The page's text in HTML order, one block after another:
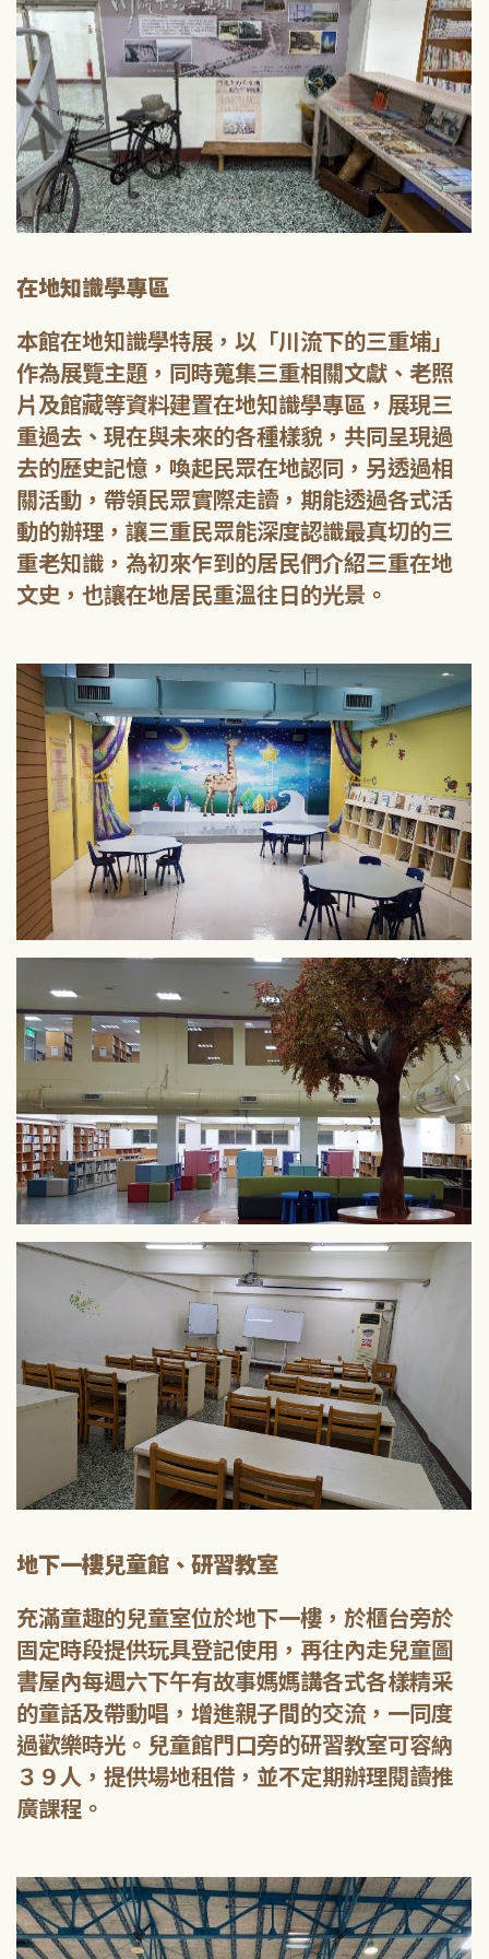
在地知識學專區
本館在地知識學特展，以「川流下的三重埔」
作為展覽主題，同時蒐集三重相關文獻、老照
片及館藏等資料建置在地知識學專區，展現三
重過去、現在與未來的各種樣貌，共同呈現過
去的歷史記憶，喚起民眾在地認同，另透過相
關活動，帶領民眾實際走讀，期能透過各式活
動的辦理，讓三重民眾能深度認識最真切的三
重老知識，為初來乍到的居民們介紹三重在地
文史，也讓在地居民重溫往日的光景。
地下一樓兒童館、研習教室
充滿童趣的兒童室位於地下一樓，於櫃台旁於
固定時段提供玩具登記使用，再往內走兒童圖
書屋內每週六下午有故事媽媽講各式各樣精采
的童話及帶動唱，增進親子間的交流，一同度
過歡樂時光。兒童館門口旁的研習教室可容納
３９人，提供場地租借，並不定期辦理閱讀推
廣課程。